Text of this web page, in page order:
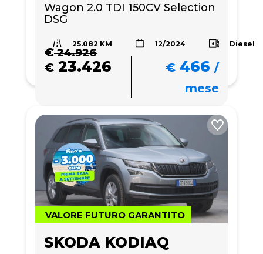
Wagon 2.0 TDI 150CV Selection
DSG
25.082 KM 12/2024 Diesel
€24.926
€ 23.426 € 466 /
mese
VALORE FUTURO GARANTITO
SKODA KODIAQ